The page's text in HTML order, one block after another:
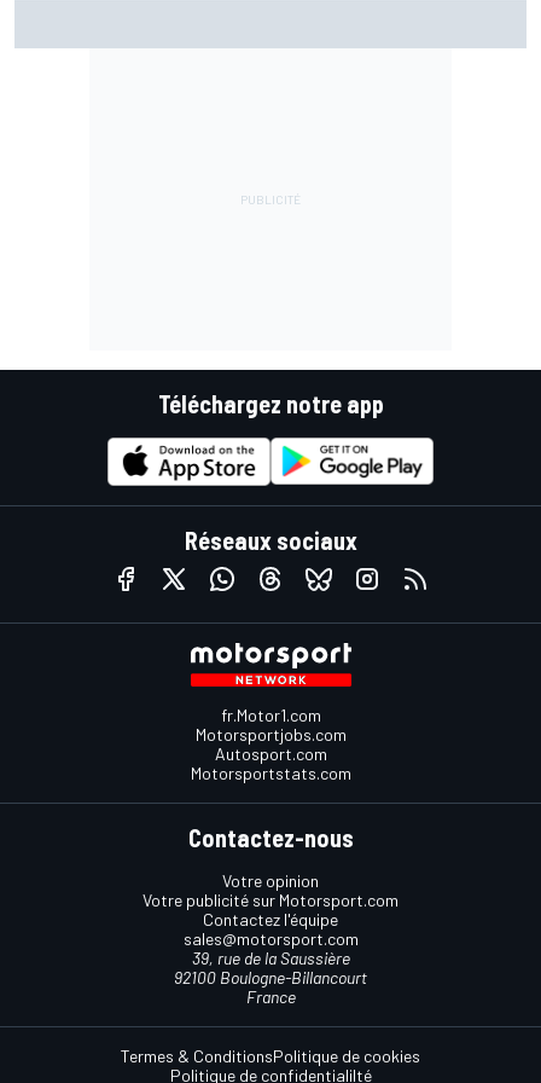
Téléchargez notre app
Réseaux sociaux
fr.Motor1.com
Motorsportjobs.com
Autosport.com
Motorsportstats.com
Contactez-nous
Votre opinion
Votre publicité sur Motorsport.com
Contactez l'équipe
sales@motorsport.com
39, rue de la Saussière
92100 Boulogne-Billancourt
France
Termes & ConditionsPolitique de cookies
Politique de confidentialilté